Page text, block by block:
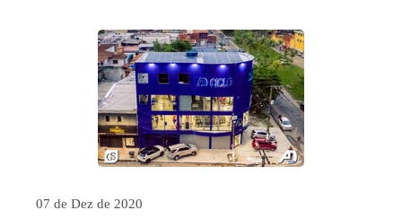
07 de Dez de 2020